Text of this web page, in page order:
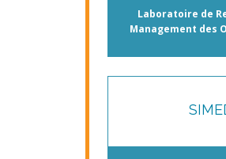
Laboratoire de
Management des